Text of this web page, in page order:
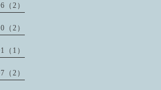
（2）
（2）
（1）
（2）